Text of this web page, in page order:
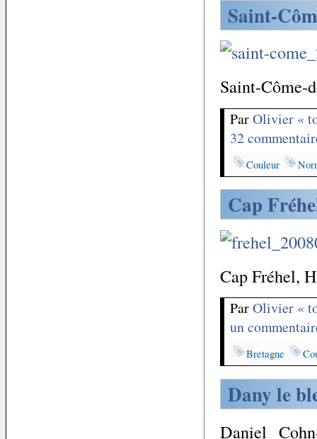
Saint-
Saint-Côme-
ParOlivier «
32
Couleur
Cap
Cap Fréhel,
ParOlivier «
un
Bretagne
Dany le
Daniel